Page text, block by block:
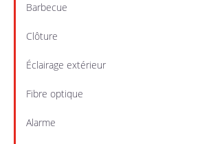
Barbecue
Clôture
Éclairage extérieur
Fibre optique
Alarme